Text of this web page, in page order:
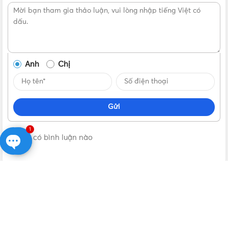
Vui lòng liên hệ Vật Tư 365 theo các kênh bên dưới để được
Anh Chị
Gửi
Không có bình luận nào
1